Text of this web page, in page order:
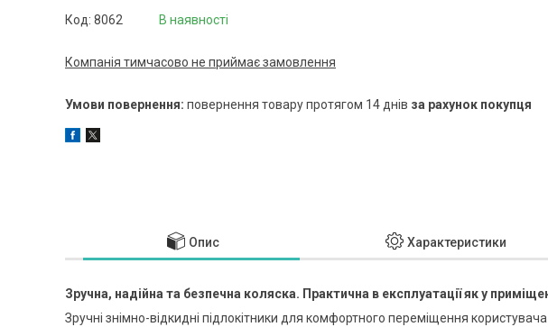
В наявності
Код: 8062
Компанія тимчасово не приймає замовлення
повернення товару протягом 14 днів за рахунок покупця
Опис Характеристики
Зручна, надійна та безпечна коляска. Практична в експлуатації як у
Зручні знімно-відкидні підлокітники для комфортного переміщення користувача